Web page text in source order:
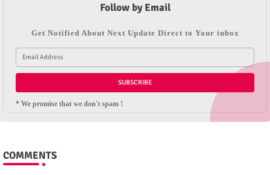
Follow by Email
Get Notified About Next Update Direct to Your inbox
* We promise that we don't spam !
COMMENTS